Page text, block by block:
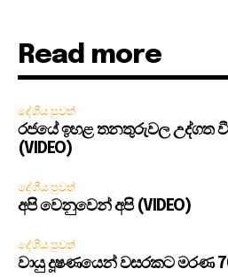
Read more
දේශීය පුවත්
රජයේ ඉහළ තනතුරුවල උද්ගත වී
(VIDEO)
දේශීය පුවත්
අපි වෙනුවෙන් අපි (VIDEO)
දේශීය පුවත්
වායු දූෂණයෙන් වසරකට මරණ